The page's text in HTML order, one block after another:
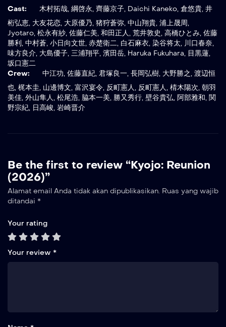
Cast: 木村拓哉, 綱啓永, 齊藤京子, Daichi Kaneko, 倉悠貴, 井
桁弘恵, 大友花恋, 大原優乃, 猪狩蒼弥, 中山翔貴, 浦上晟周,
Jyotaro, 松永有紗, 佐藤仁美, 和田正人, 荒井敦史, 高橋ひとみ, 佐藤
勝利, 中村蒼, 小日向文世, 赤楚衛二, 白石麻衣, 染谷将太, 川口春奈,
味方良介, 大島優子, 三浦翔平, 濱田岳, Haruka Fukuhara, 目黒蓮,
坂口憲二
Crew:
中江功, 佐藤直紀, 君塚良一, 長岡弘樹, 大野勝之, 渡辺恒
也, 梶本圭, 山邊博文, 富沢宴令, 反町憲人, 反町憲人, 棈木陽次, 朝羽
美佳, 外山隼人, 松尾浩, 脇本一美, 勝又秀行, 壁谷貴弘, 阿部雅和, 関
野宗紀, 日高峻, 岩崎晋介
Be the first to review “Kyojo: Reunion
(2026)”
Alamat email Anda tidak akan dipublikasikan. Ruas yang wajib
ditandai *
Your rating
Your review *